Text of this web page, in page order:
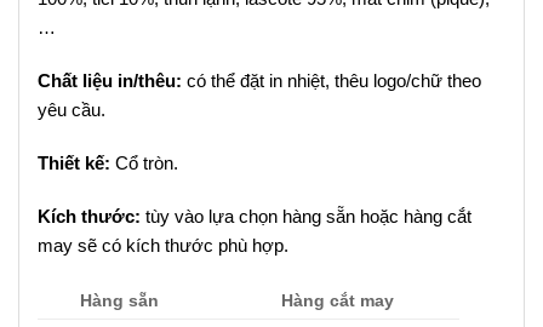
…
Chất liệu in/thêu: có thể đặt in nhiệt, thêu logo/chữ theo
yêu cầu.
Thiết kế: Cổ tròn.
Kích thước: tùy vào lựa chọn hàng sẵn hoặc hàng cắt
may sẽ có kích thước phù hợp.
Hàng sẵn
Hàng cắt may